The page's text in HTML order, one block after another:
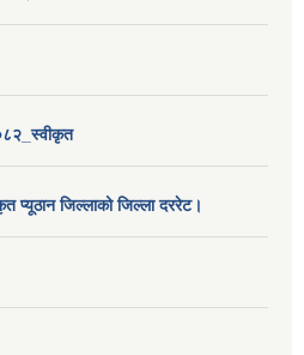
जिल्लाको जिल्ला दररेट।